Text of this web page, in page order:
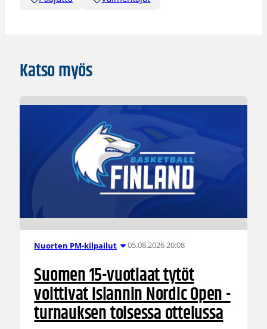
Katso myös
Nuorten PM-kilpailut 05.08.2026 20:08
Suomen 15-vuotiaat tytöt
voittivat Islannin Nordic Open -
turnauksen toisessa ottelussa